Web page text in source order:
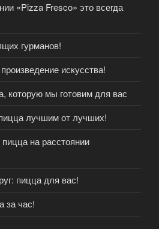
«Pizza Fresco» это всегда
гурманов!
искусства!
которую мы готовим для вас
лучшим от лучших!
на расстоянии
пицца для вас!
за час!